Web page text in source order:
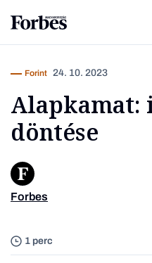
1 perc
Forint 24. 10. 2023
Alapkamat:
döntése
Forbes